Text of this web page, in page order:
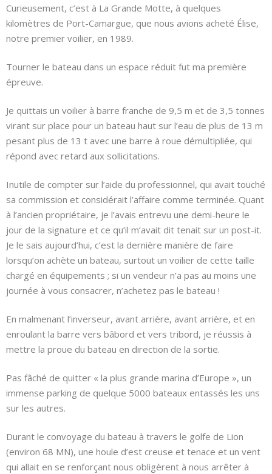
Curieusement, c’est à La Grande Motte, à quelques
kilomètres de Port-Camargue, que nous avions acheté Élise,
notre premier voilier, en 1989.
Tourner le bateau dans un espace réduit fut ma première
épreuve.
Je quittais un voilier à barre franche de 9,5 m et de 3,5 tonnes
virant sur place pour un bateau haut sur l’eau de plus de 13 m
pesant plus de 13 t avec une barre à roue démultipliée, qui
répond avec retard aux sollicitations.
Inutile de compter sur l’aide du professionnel, qui avait touché
sa commission et considérait l’affaire comme terminée. Quant
à l’ancien propriétaire, je l’avais entrevu une demi-heure le
jour de la signature et ce qu’il m’avait dit tenait sur un post-it.
Je le sais aujourd’hui, c’est la dernière manière de faire
lorsqu’on achète un bateau, surtout un voilier de cette taille
chargé en équipements ; si un vendeur n’a pas au moins une
journée à vous consacrer, n’achetez pas le bateau !
En malmenant l’inverseur, avant arrière, avant arrière, et en
enroulant la barre vers bâbord et vers tribord, je réussis à
mettre la proue du bateau en direction de la sortie.
Pas fâché de quitter « la plus grande marina d’Europe », un
immense parking de quelque 5000 bateaux entassés les uns
sur les autres.
Durant le convoyage du bateau à travers le golfe de Lion
(environ 68 MN), une houle d’est creuse et tenace et un vent
qui allait en se renforçant nous obligèrent à nous arrêter à